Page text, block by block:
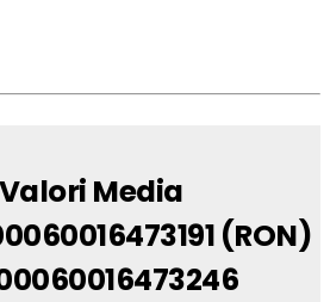
Media
(RON)